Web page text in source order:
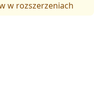
w rozszerzeniach